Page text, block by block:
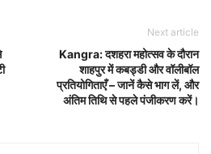
Next article
Kangra: दशहरा महोत्सव के दौरान
शाहपुर में कबड्डी और वॉलीबॉल
प्रतियोगिताएँ – जानें कैसे भाग लें, और
अंतिम तिथि से पहले पंजीकरण करें।